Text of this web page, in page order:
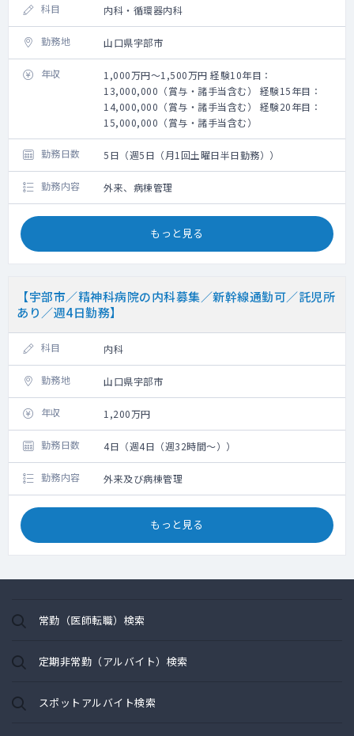
科目 内科・循環器内科
勤務地 山口県宇部市
年収
1,000万円～1,500万円 経験10年目：
13,000,000（賞与・諸手当含む） 経験15年目：
14,000,000（賞与・諸手当含む） 経験20年目：
15,000,000（賞与・諸手当含む）
勤務日数 5日（週5日（月1回土曜日半日勤務））
勤務内容 外来、病棟管理
もっと見る
【宇部市／精神科病院の内科募集／新幹線通勤可／託児所
あり／週4日勤務】
科目 内科
勤務地 山口県宇部市
年収 1,200万円
勤務日数 4日（週4日（週32時間～））
勤務内容 外来及び病棟管理
もっと見る
常勤（医師転職）検索
定期非常勤（アルバイト）検索
スポットアルバイト検索